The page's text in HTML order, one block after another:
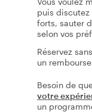
puis discutez
forts, sauter
selon vos
Réservez
un
Besoin de
votre
un